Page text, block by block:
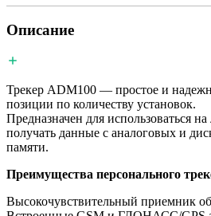
Описание
Трекер ADM100 — простое и
позиции по количеству установок.
Предназначен для использоваться
получать данные с аналоговых и
памяти.
Преимущества персонального
Высокочувствительный приемник